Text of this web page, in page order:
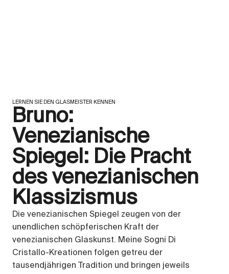
LERNEN SIE DEN GLASMEISTER KENNEN
Bruno:
Venezianische
Spiegel: Die Pracht
des venezianischen
Klassizismus
Die venezianischen Spiegel zeugen von der
unendlichen schöpferischen Kraft der
venezianischen Glaskunst. Meine Sogni Di
Cristallo-Kreationen folgen getreu der
tausendjährigen Tradition und bringen jeweils